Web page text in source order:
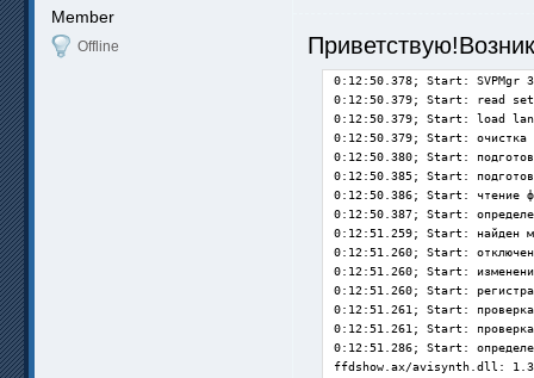
Member
Offline
0:12:50.378; Start:
0:12:50.379; Start: read
0:12:50.379; Start: load
0:12:50.379; Start: очистка
0:12:50.380; Start:
0:12:50.385; Start:
0:12:50.386; Start: чтение
0:12:50.387; Start:
0:12:51.259; Start: найден
0:12:51.260; Start:
0:12:51.260; Start: изменение
0:12:51.260; Start:
0:12:51.261; Start: проверка
0:12:51.261; Start: проверка
0:12:51.286; Start:
ffdshow.ax/avisynth.dll: